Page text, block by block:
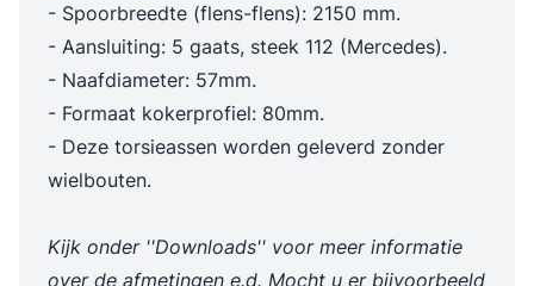
- Spoorbreedte (flens-flens): 2150 mm.
- Aansluiting: 5 gaats, steek 112 (Mercedes).
- Naafdiameter: 57mm.
- Formaat kokerprofiel: 80mm.
- Deze torsieassen worden geleverd zonder
wielbouten.
Kijk onder ''Downloads'' voor meer informatie
over de afmetingen e.d. Mocht u er bijvoorbeeld